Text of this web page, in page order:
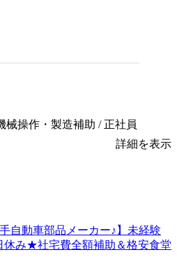
械操作・製造補助 / 正社員
詳細を表示